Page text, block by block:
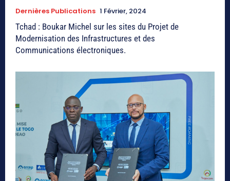
Dernières Publications 1 Février, 2024
Tchad : Boukar Michel sur les sites du Projet de
Modernisation des Infrastructures et des
Communications électroniques.